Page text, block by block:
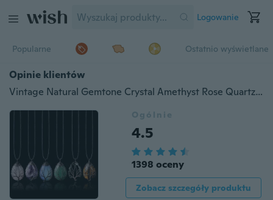
Logowanie
Popularne Ostatnio wyświetlane
Opinie klientów
Vintage Natural Gemtone Crystal Amethyst Rose Quartz Tiger Eye Kamień Kropla wody Drzewo Życia Naszyjnik dla Kobiet Mężczyzn Biżuteria
Ogólnie
4.5
1398 oceny
Zobacz szczegóły produktu